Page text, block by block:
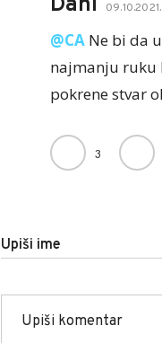
Dani 09.10.2021.
@СА Ne bi da
najmanju ruku
pokrene stvar
3
Upiši ime